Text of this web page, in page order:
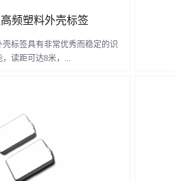
频塑料外壳标签
壳标签具有非常优秀而稳定的识
，读距可达8米，...
架管理、资产管理等。
了解更多